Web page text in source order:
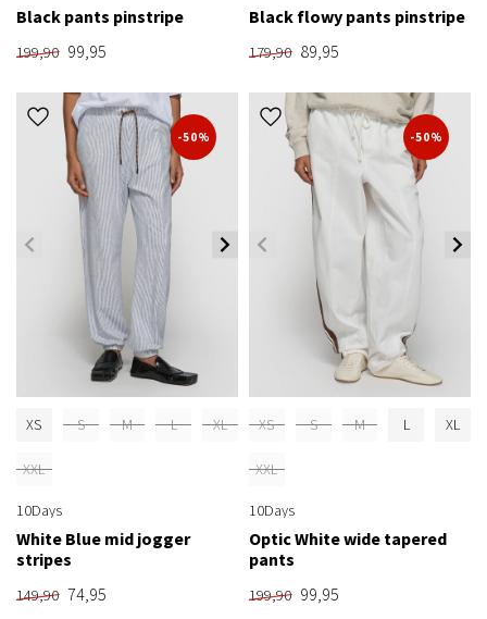
Black pants pinstripe
199,90 99,95
Black flowy pants pinstripe
179,90 89,95
-50%
XS S M L XL
XXL
10Days
White Blue mid jogger
stripes
149,90 74,95
-50%
XS S M L XL
XXL
10Days
Optic White wide tapered
pants
199,90 99,95